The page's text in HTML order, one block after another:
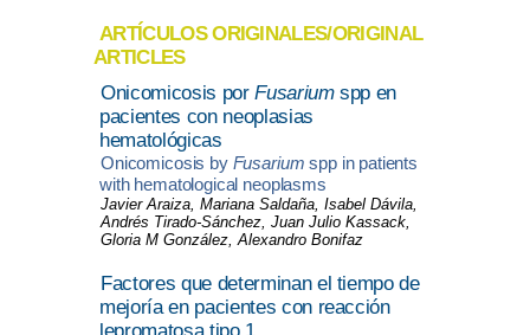
ARTÍCULOS ORIGINALES/ORIGINAL
ARTICLES
Onicomicosis porFusariumspp en
pacientes con neoplasias
hematológicas
Onicomicosis by Fusarium spp in patients
with hematological neoplasms
Javier Araiza, Mariana Saldaña, Isabel Dávila,
Andrés Tirado-Sánchez, Juan Julio Kassack,
Gloria M González, Alexandro Bonifaz
Factores que determinan el tiempo de
mejoría en pacientes con reacción